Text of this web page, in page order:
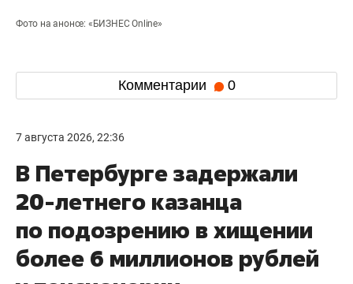
Фото на анонсе: «БИЗНЕС Online»
Комментарии 0
7 августа 2026, 22:36
В Петербурге задержали
20-летнего казанца
по подозрению в хищении
более 6 миллионов рублей